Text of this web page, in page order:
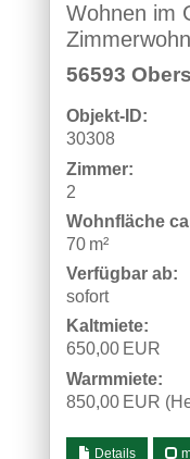
Wohnen im
56593
Objekt-ID:
30308
Zimmer:
2
Wohnfläche
70 m²
Verfügbar ab:
sofort
Kaltmiete:
650,00 EUR
Warmmiete:
850,00 EUR
Details